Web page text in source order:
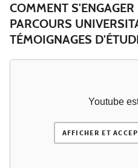
COMMENT
PARCOURS
TÉMOIGNAGES
Youtube
AFFICHER ET